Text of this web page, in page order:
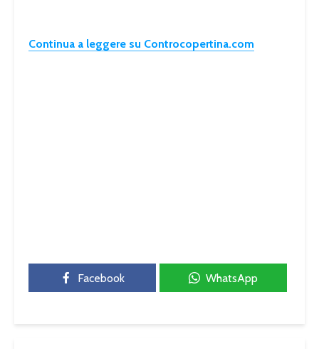
Continua a leggere su Controcopertina.com
Facebook WhatsApp